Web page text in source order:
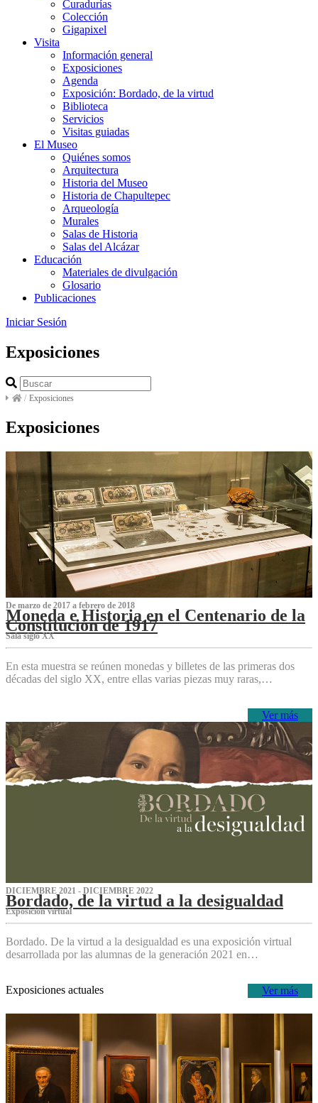
Curadurías
Colección
Gigapixel
Visita
Información general
Exposiciones
Agenda
Exposición: Bordado, de la virtud
Biblioteca
Servicios
Visitas guiadas
El Museo
Quiénes somos
Arquitectura
Historia del Museo
Historia de Chapultepec
Arqueología
Murales
Salas de Historia
Salas del Alcázar
Educación
Materiales de divulgación
Glosario
Publicaciones
Iniciar Sesión
Exposiciones
/ Exposiciones
Exposiciones
De marzo de 2017 a febrero de 2018
Moneda e Historia en el Centenario de la
Constitución de 1917
Sala siglo XX
En esta muestra se reúnen monedas y billetes de las primeras dos
décadas del siglo XX, entre ellas varias piezas muy raras,…
Ver más
DICIEMBRE 2021 - DICIEMBRE 2022
Bordado, de la virtud a la desigualdad
Exposición virtual‌
Bordado. De la virtud a la desigualdad es una exposición virtual
desarrollada por las alumnas de la generación 2021 en…
Ver más
Exposiciones actuales